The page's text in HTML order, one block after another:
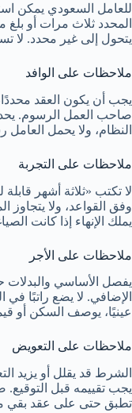
للعامل السعودي يمكن
المحدد ثلاث مرات أو بلغ
يتحول إلى غير محدد. لا
ملاحظات على الوافد
يجب أن يكون العقد
صاحب العمل الرسوم. يحدد
النظام، ولا يحمل
ملاحظات على التجربة
لا تكتب «ثلاثة أشهر
يملك الإنهاء إذا كانت
ملاحظات على الأجر
يفصل الأساسي والبدلات
الإضافي. لا يضع راتبًا
عينيًا، يوصف السكن أو
ملاحظات على التعويض
الشرط قد يقلل أو يزيد
يجب تقييمه قبل
تطبق حتى على عقد بقي